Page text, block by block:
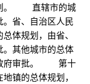
划。 直辖市的城
省、自治区人民
体规划，由省、
。其他城市的总体
政府审批。 第十
镇的总体规划，